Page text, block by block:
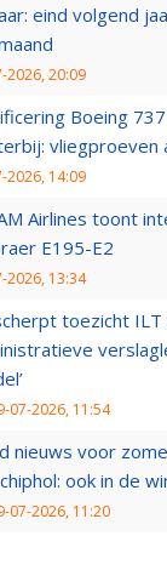
eind volgend
2026, 20:09
Boeing
vliegproeven
2026, 14:09
Airlines toont
E195-E2
2026, 13:34
toezicht ILT
07-2026, 11:54
nieuws voor
ook in de
07-2026, 11:20